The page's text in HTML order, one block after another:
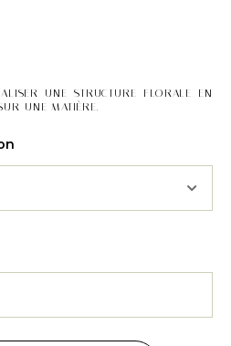
UNE STRUCTURE FLORALE EN
UNE MATIÈRE.